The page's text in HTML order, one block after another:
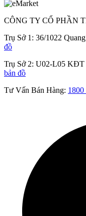
CÔNG TY CỔ PHẦN
Trụ Sở 1: 36/1022
đồ
Trụ Sở 2: U02-L05 KĐT
bản đồ
Tư Vấn Bán Hàng: 1800